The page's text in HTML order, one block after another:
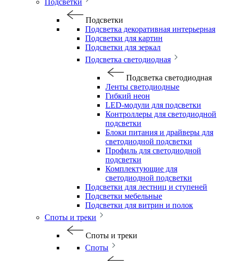
Подсветки
Подсветки
Подсветка декоративная интерьерная
Подсветки для картин
Подсветки для зеркал
Подсветка светодиодная
Подсветка светодиодная
Ленты светодиодные
Гибкий неон
LED-модули для подсветки
Контроллеры для светодиодной
подсветки
Блоки питания и драйверы для
светодиодной подсветки
Профиль для светодиодной
подсветки
Комплектующие для
светодиодной подсветки
Подсветки для лестниц и ступеней
Подсветки мебельные
Подсветки для витрин и полок
Споты и треки
Споты и треки
Споты